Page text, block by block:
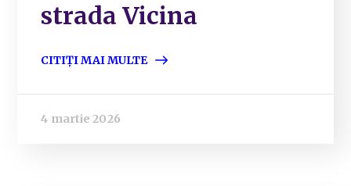
strada Vicina
CITIȚI MAI MULTE
4 martie 2026